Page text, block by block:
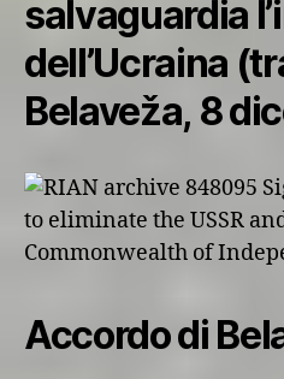
salvaguardia
dell’Ucraina
Belaveža, 8
Accordo di